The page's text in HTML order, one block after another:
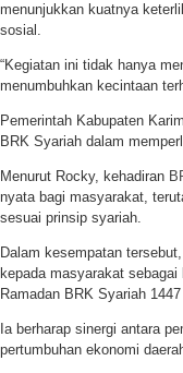
menunjukkan kuatnya
sosial.
“Kegiatan ini tidak hanya
menumbuhkan kecintaan
Pemerintah Kabupaten
BRK Syariah dalam
Menurut Rocky, kehadiran
nyata bagi masyarakat,
sesuai prinsip syariah.
Dalam kesempatan tersebut,
kepada masyarakat
Ramadan BRK Syariah
Ia berharap sinergi antara
pertumbuhan ekonomi